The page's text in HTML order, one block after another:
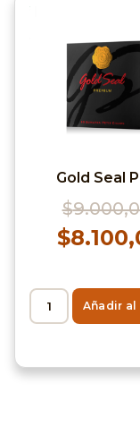
Gold Seal
$
$
Añadir